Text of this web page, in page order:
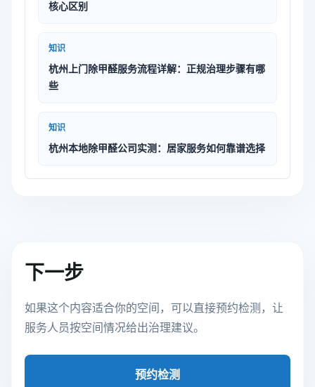
核心区别
知识
杭州上门除甲醛服务流程详解：正规治理步骤有哪
些
知识
杭州本地除甲醛公司实测：居家服务如何靠谱选择
下一步
如果这个内容适合你的空间，可以直接预约检测，让
服务人员按空间情况给出治理建议。
预约检测